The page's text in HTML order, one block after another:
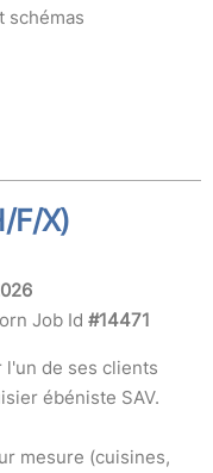
schémas
F/X)
Job Id #14471
de ses clients
ébéniste SAV.
mesure (cuisines,